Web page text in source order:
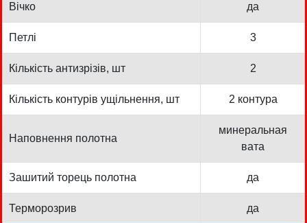
Вічко да
Петлі 3
Кількість антизрізів, шт 2
Кількість контурів ущільнення, шт 2 контура
Наповнення полотна
минеральная
вата
Зашитий торець полотна да
Терморозрив да